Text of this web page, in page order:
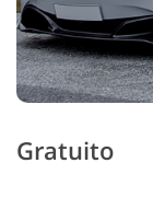
Gratuito